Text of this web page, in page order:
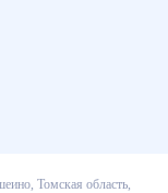
Томская